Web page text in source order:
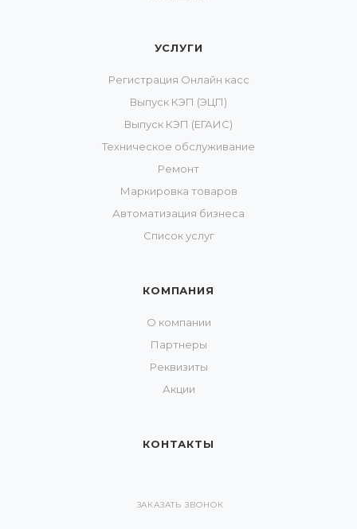
УСЛУГИ
Регистрация Онлайн касс
Выпуск КЭП (ЭЦП)
Выпуск КЭП (ЕГАИС)
Техническое обслуживание
Ремонт
Маркировка товаров
Автоматизация бизнеса
Список услуг
КОМПАНИЯ
О компании
Партнеры
Реквизиты
Акции
КОНТАКТЫ
ЗАКАЗАТЬ ЗВОНОК